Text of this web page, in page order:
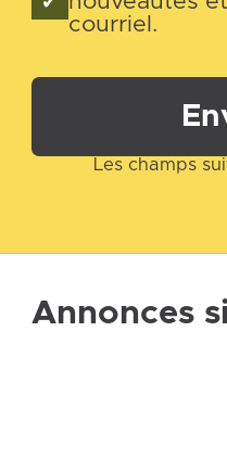
courriel.
Les champs
Annonces